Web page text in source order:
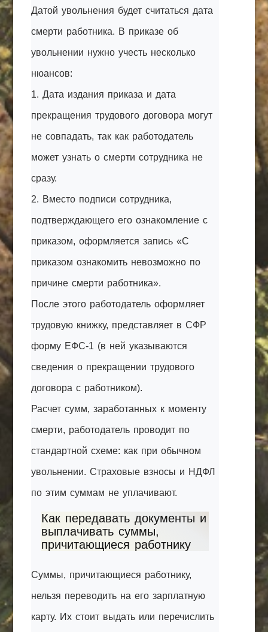
Датой увольнения будет считаться дата
смерти работника. В приказе об
увольнении нужно учесть несколько
нюансов:
1. Дата издания приказа и дата
прекращения трудового договора могут
не совпадать, так как работодатель
может узнать о смерти сотрудника не
сразу.
2. Вместо подписи сотрудника,
подтверждающего его ознакомление с
приказом, оформляется запись «С
приказом ознакомить невозможно по
причине смерти работника».
После этого работодатель оформляет
трудовую книжку, представляет в СФР
форму ЕФС-1 (в ней указываются
сведения о прекращении трудового
договора с работником).
Расчет сумм, заработанных к моменту
смерти, работодатель проводит по
стандартной схеме: как при обычном
увольнении. Страховые взносы и НДФЛ
по этим суммам не уплачивают.
Как передавать документы и
выплачивать суммы,
причитающиеся работнику
Суммы, причитающиеся работнику,
нельзя переводить на его зарплатную
карту. Их стоит выдать или перечислить